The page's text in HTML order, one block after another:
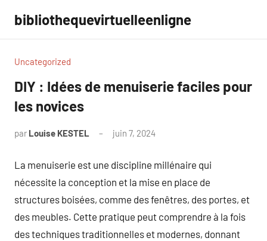
contenu
bibliothequevirtuelleenligne
Uncategorized
DIY : Idées de menuiserie faciles pour
les novices
par Louise KESTEL juin 7, 2024
La menuiserie est une discipline millénaire qui
nécessite la conception et la mise en place de
structures boisées, comme des fenêtres, des portes, et
des meubles. Cette pratique peut comprendre à la fois
des techniques traditionnelles et modernes, donnant